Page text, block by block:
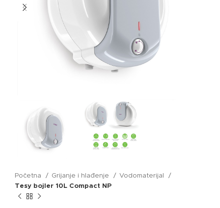
Početna Grijanje i hlađenje
Vodomaterijal
Tesy bojler 10L Compact NP